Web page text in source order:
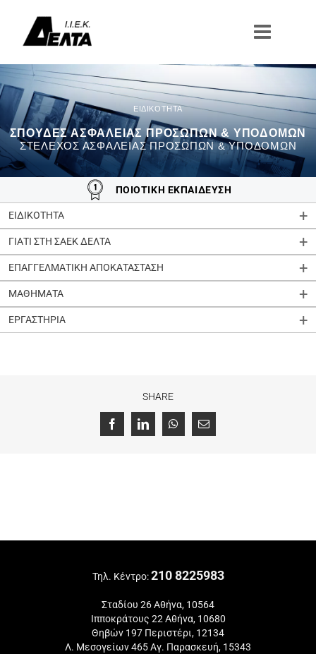
περιεχόμενο
ΣΠΟΥΔΈΣ ΑΣΦΑΛΕΊΑΣ ΠΡΟΣΏΠΩΝ & ΥΠΟΔΟΜΏΝ
ΣΤΈΛΕΧΟΣ ΑΣΦΑΛΕΊΑΣ ΠΡΟΣΏΠΩΝ & ΥΠΟΔΟΜΏΝ
ΠΟΙΟΤΙΚΗ ΕΚΠΑΙΔΕΥΣΗ
ΕΙΔΙΚΟΤΗΤΑ
ΓΙΑΤΙ ΣΤΗ ΣΑΕΚ ΔΕΛΤΑ
ΕΠΑΓΓΕΛΜΑΤΙΚΗ ΑΠΟΚΑΤΑΣΤΑΣΗ
ΜΑΘΗΜΑΤΑ
ΕΡΓΑΣΤΗΡΙΑ
SHARE
FacebookLinkedInWhatsApp
Email
Τηλ. Κέντρο:210 8225983
Σταδίου 26 Αθήνα, 10564
Ιπποκράτους 22 Αθήνα, 10680
Θηβών 197 Περιστέρι, 12134
Λ. Μεσογείων 465 Αγ. Παρασκευή, 15343